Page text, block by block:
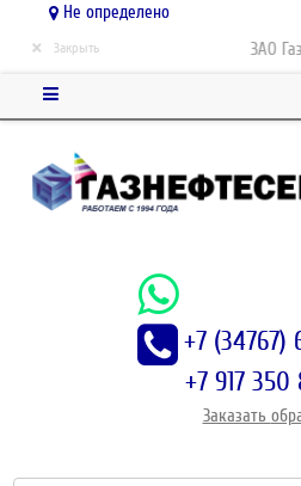
Не определено
ЗАО
× Закрыть
+7 (34767)
+7 917 350
Заказать